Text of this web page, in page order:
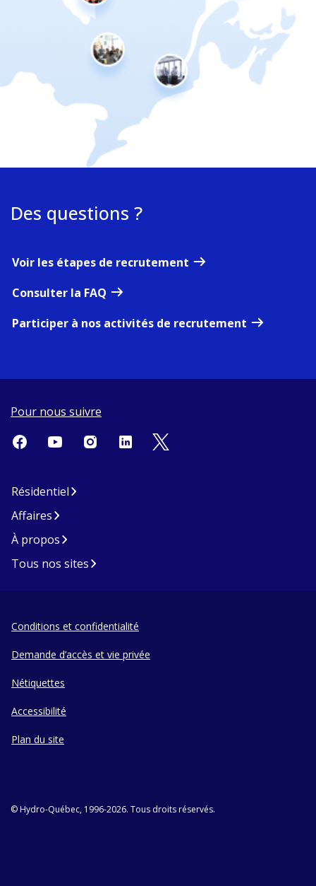
Des questions ?
Voir les étapes de recrutement
Consulter la FAQ
Participer à nos activités de recrutement
Pour nous suivre
Résidentiel
Affaires
À propos
Tous nos sites
Conditions et confidentialité
Demande d’accès et vie privée
Nétiquettes
Accessibilité
Plan du site
© Hydro-Québec, 1996-2026. Tous droits réservés.